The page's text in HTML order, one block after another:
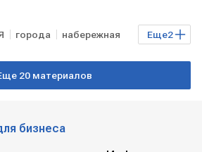
Еще2
города набережная
Марат Хуснуллин
20 материалов
бизнеса